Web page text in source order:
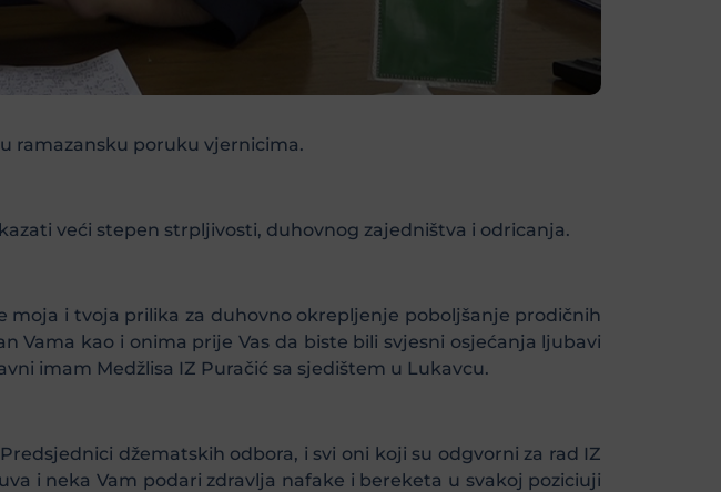
ramazansku poruku vjernicima.
veći stepen strpljivosti, duhovnog zajedništva i odricanja.
moja i tvoja prilika za duhovno okrepljenje poboljšanje prodičnih
Vama kao i onima prije Vas da biste bili svjesni osjećanja ljubavi
imam Medžlisa IZ Puračić sa sjedištem u Lukavcu.
džematskih odbora, i svi oni koji su odgvorni za rad IZ
i neka Vam podari zdravlja nafake i bereketa u svakoj poziciuji